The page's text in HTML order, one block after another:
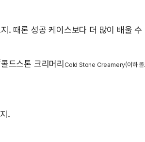
. 때론 성공 케이스보다 더 많이 배울 수
드스톤 크리머리 Cold Stone Creamery(이하 콜
.